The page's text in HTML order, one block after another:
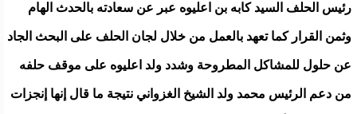
رئيس الحلف السيد كابه بن اعليوه عبر عن سعادته بالحدث الهام
وثمن القرار كما تعهد بالعمل من خلال لجان الحلف على البحث الجاد
عن حلول للمشاكل المطروحة وشدد ولد اعليوه على موقف حلفه
من دعم الرئيس محمد ولد الشيخ الغزواني نتيجة ما قال إنها إنجزات